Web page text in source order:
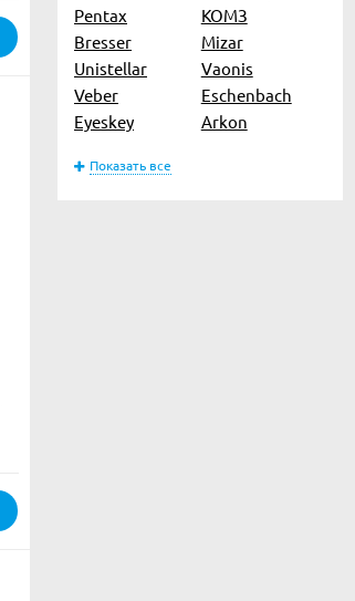
Pentax
КОМЗ
Bresser
Mizar
Unistellar
Vaonis
Veber
Eschenbach
Eyeskey
Arkon
Показать все